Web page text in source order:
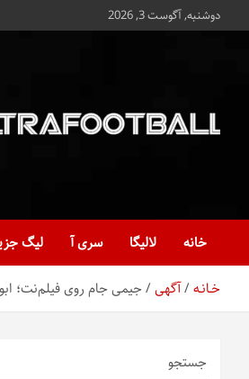
محتوا
دوشنبه, آگوست 3, 2026
Ultrafootball
خانه
لالیگا سری آ لیگ
خـانـه آگهی جیمی جام روی فیلم‌نت؛
جستجو